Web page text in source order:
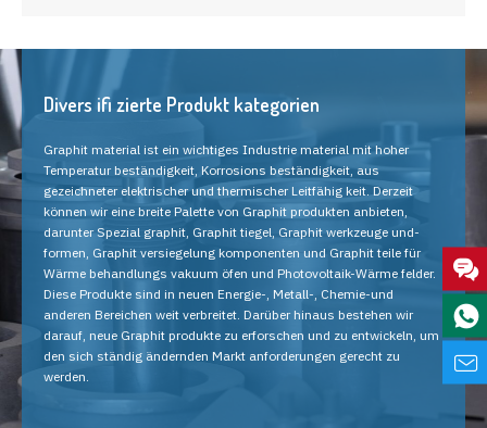
Divers ifi zierte Produkt kategorien
Graphit material ist ein wichtiges Industrie material mit hoher
Temperatur beständigkeit, Korrosions beständigkeit, aus
gezeichneter elektrischer und thermischer Leitfähig keit. Derzeit
können wir eine breite Palette von Graphit produkten anbieten,
darunter Spezial graphit, Graphit tiegel, Graphit werkzeuge und-
formen, Graphit versiegelung komponenten und Graphit teile für
Wärme behandlungs vakuum öfen und Photovoltaik-Wärme felder.
Diese Produkte sind in neuen Energie-, Metall-, Chemie-und
anderen Bereichen weit verbreitet. Darüber hinaus bestehen wir
darauf, neue Graphit produkte zu erforschen und zu entwickeln, um
den sich ständig ändernden Markt anforderungen gerecht zu
werden.